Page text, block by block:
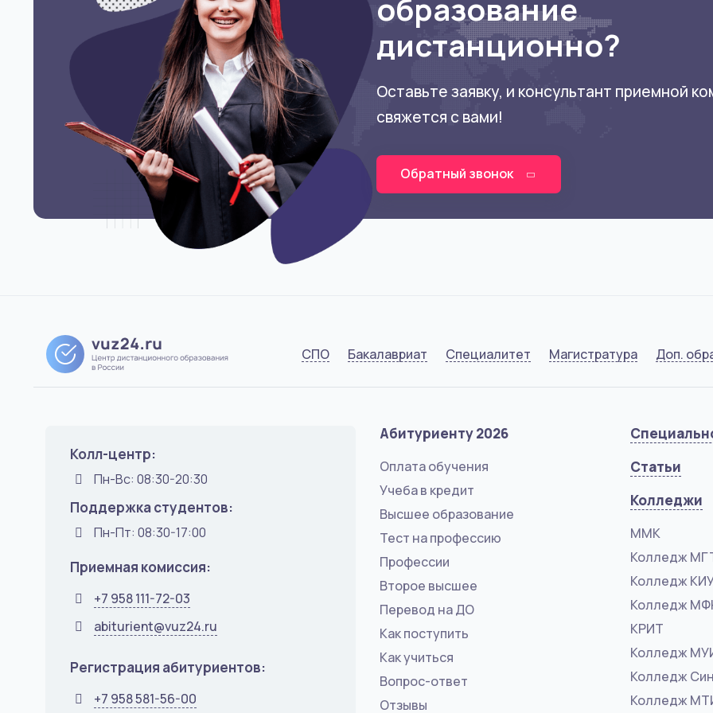
образование
дистанционно?
Оставьте заявку, и консультант приемной
свяжется с вами!
Обратный звонок
СПО Бакалавриат Специалитет Магистратура Доп.
Колл-центр:
Пн-Вс: 08:30-20:30
Поддержка студентов:
Пн-Пт: 08:30-17:00
Приемная комиссия:
+7 958 111-72-03
abiturient@vuz24.ru
Регистрация абитуриентов:
+7 958 581-56-00
Абитуриенту 2026
Оплата обучения
Учеба в кредит
Высшее образование
Тест на профессию
Профессии
Второе высшее
Перевод на ДО
Как поступить
Как учиться
Вопрос-ответ
Отзывы
Статьи
Колледжи
ММК
Колледж
Колледж
Колледж
КРИТ
Колледж
Колледж
Колледж